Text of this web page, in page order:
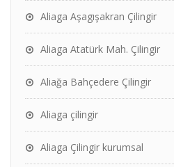
Aliaga Aşagışakran Çilingir
Aliaga Atatürk Mah. Çilingir
Aliağa Bahçedere Çilingir
Aliaga çilingir
Aliaga Çilingir kurumsal